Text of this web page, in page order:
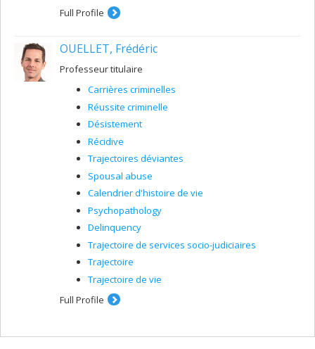
Full Profile
OUELLET, Frédéric
Professeur titulaire
Carrières criminelles
Réussite criminelle
Désistement
Récidive
Trajectoires déviantes
Spousal abuse
Calendrier d'histoire de vie
Psychopathology
Delinquency
Trajectoire de services socio-judiciaires
Trajectoire
Trajectoire de vie
Full Profile